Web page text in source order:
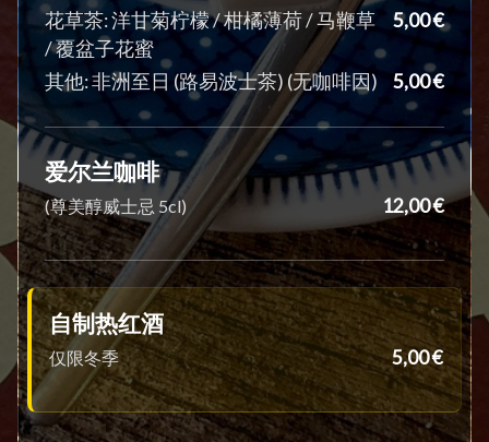
花草茶: 洋甘菊柠檬 / 柑橘薄荷 / 马鞭草
/ 覆盆子花蜜
5,00 €
其他: 非洲至日 (路易波士茶) (无咖啡因) 5,00 €
爱尔兰咖啡
(尊美醇威士忌 5cl) 12,00 €
自制热红酒
仅限冬季 5,00 €